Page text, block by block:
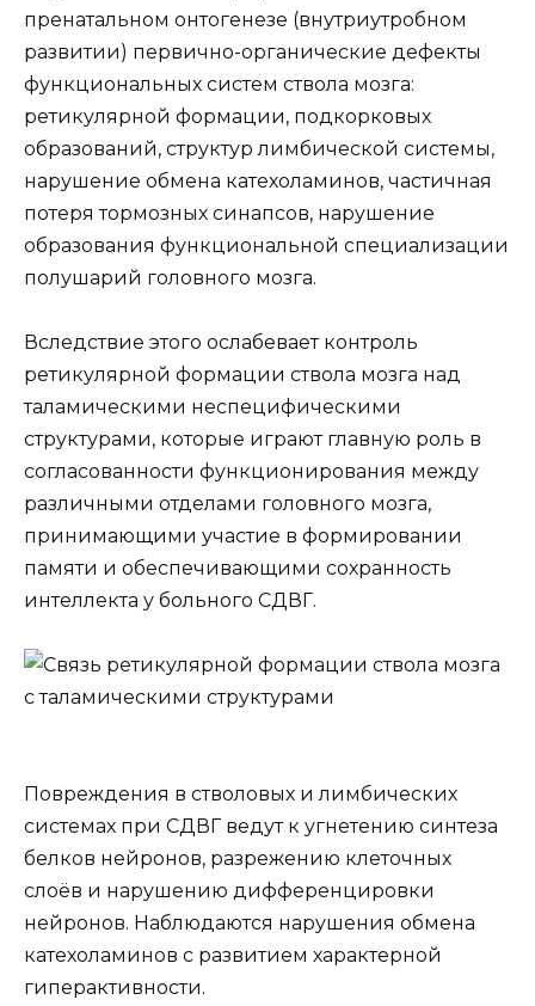
пренатальном онтогенезе (внутриутробном
развитии) первично-органические дефекты
функциональных систем ствола мозга:
ретикулярной формации, подкорковых
образований, структур лимбической системы,
нарушение обмена катехоламинов, частичная
потеря тормозных синапсов, нарушение
образования функциональной специализации
полушарий головного мозга.
Вследствие этого ослабевает контроль
ретикулярной формации ствола мозга над
таламическими неспецифическими
структурами, которые играют главную роль в
согласованности функционирования между
различными отделами головного мозга,
принимающими участие в формировании
памяти и обеспечивающими сохранность
интеллекта у больного СДВГ.
Повреждения в стволовых и лимбических
системах при СДВГ ведут к угнетению синтеза
белков нейронов, разрежению клеточных
слоёв и нарушению дифференцировки
нейронов. Наблюдаются нарушения обмена
катехоламинов с развитием характерной
гиперактивности.